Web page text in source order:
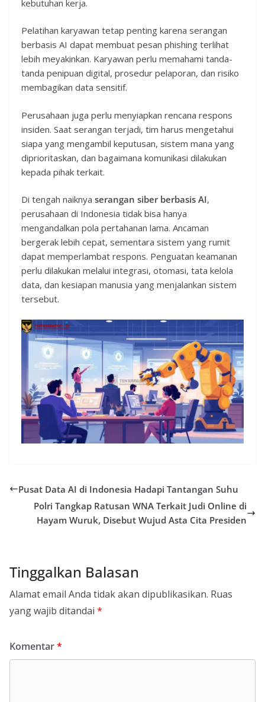
kebutuhan kerja.
Pelatihan karyawan tetap penting karena serangan
berbasis AI dapat membuat pesan phishing terlihat
lebih meyakinkan. Karyawan perlu memahami tanda-
tanda penipuan digital, prosedur pelaporan, dan risiko
membagikan data sensitif.
Perusahaan juga perlu menyiapkan rencana respons
insiden. Saat serangan terjadi, tim harus mengetahui
siapa yang mengambil keputusan, sistem mana yang
diprioritaskan, dan bagaimana komunikasi dilakukan
kepada pihak terkait.
Di tengah naiknya serangan siber berbasis AI,
perusahaan di Indonesia tidak bisa hanya
mengandalkan pola pertahanan lama. Ancaman
bergerak lebih cepat, sementara sistem yang rumit
dapat memperlambat respons. Penguatan keamanan
perlu dilakukan melalui integrasi, otomasi, tata kelola
data, dan kesiapan manusia yang menjalankan sistem
tersebut.
Pusat Data AI di Indonesia Hadapi Tantangan Suhu
Polri Tangkap Ratusan WNA Terkait Judi Online di
Hayam Wuruk, Disebut Wujud Asta Cita Presiden
Tinggalkan Balasan
Alamat email Anda tidak akan dipublikasikan. Ruas
yang wajib ditandai *
Komentar*